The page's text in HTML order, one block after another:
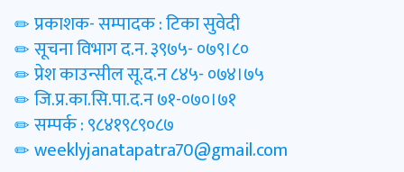
प्रकाशक- सम्पादक : टिका सुवेदी
सूचना विभाग द.न. ३९७५- ०७९।८०
प्रेश काउन्सील सू.द.न ८४५- ०७४।७५
जि.प्र.का.सि.पा.द.न ७१-०७०।७१
सम्पर्क : ९८४१९८९०८७
weeklyjanatapatra70@gmail.com